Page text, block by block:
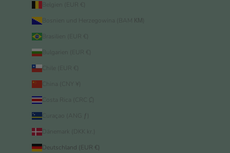
Belgien (EUR €)
Bosnien und Herzegowina (BAM КМ)
Brasilien (EUR €)
Bulgarien (EUR €)
Chile (EUR €)
China (CNY ¥)
Costa Rica (CRC ₡)
Curaçao (ANG ƒ)
Dänemark (DKK kr.)
Deutschland (EUR €)